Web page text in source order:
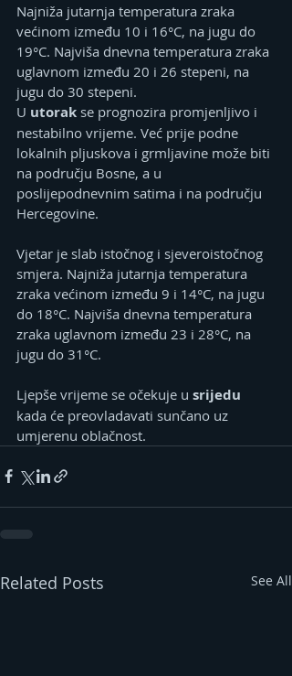
Najniža jutarnja temperatura zraka
većinom između 10 i 16°C, na jugu do
19°C. Najviša dnevna temperatura zraka
uglavnom između 20 i 26 stepeni, na
jugu do 30 stepeni.
U utorak se prognozira promjenljivo i
nestabilno vrijeme. Već prije podne
lokalnih pljuskova i grmljavine može biti
na području Bosne, a u
poslijepodnevnim satima i na području
Hercegovine.
Vjetar je slab istočnog i sjeveroistočnog
smjera. Najniža jutarnja temperatura
zraka većinom između 9 i 14°C, na jugu
do 18°C. Najviša dnevna temperatura
zraka uglavnom između 23 i 28°C, na
jugu do 31°C.
Ljepše vrijeme se očekuje u srijedu
kada će preovladavati sunčano uz
umjerenu oblačnost.
Related Posts See All